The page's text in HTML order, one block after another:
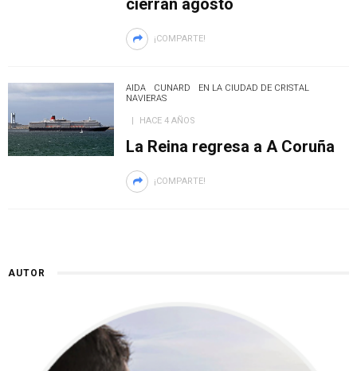
cierran agosto
¡COMPARTE!
AIDA CUNARD
EN LA CIUDAD DE CRISTAL
NAVIERAS
HACE 4 AÑOS
La Reina regresa a A Coruña
¡COMPARTE!
AUTOR